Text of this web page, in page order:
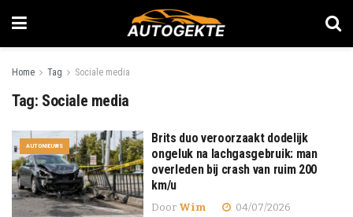
Home Tag Sociale media
Tag: Sociale media
AUTONIEUWS
Brits duo veroorzaakt dodelijk
ongeluk na lachgasgebruik: man
overleden bij crash van ruim 200
km/u
Door Wim 04/07/2026